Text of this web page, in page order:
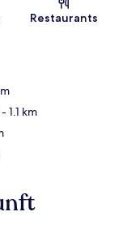
Restaurants
- 1.1 km